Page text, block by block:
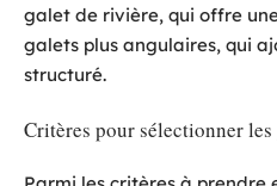
galet de rivière, qui offre
galets plus angulaires, qui
structuré.
Critères pour sélectionner les